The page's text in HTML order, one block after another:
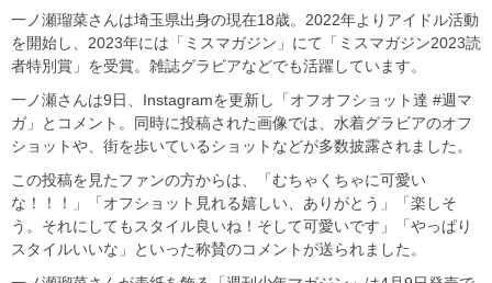
一ノ瀬瑠菜さんは埼玉県出身の現在18歳。2022年よりアイドル活動
を開始し、2023年には「ミスマガジン」にて「ミスマガジン2023読
者特別賞」を受賞。雑誌グラビアなどでも活躍しています。
一ノ瀬さんは9日、Instagramを更新し「オフオフショット達 #週マ
ガ」とコメント。同時に投稿された画像では、水着グラビアのオフ
ショットや、街を歩いているショットなどが多数披露されました。
この投稿を見たファンの方からは、「むちゃくちゃに可愛い
な！！！」「オフショット見れる嬉しい、ありがとう」「楽しそ
う。それにしてもスタイル良いね！そして可愛いです」「やっぱり
スタイルいいな」といった称賛のコメントが送られました。